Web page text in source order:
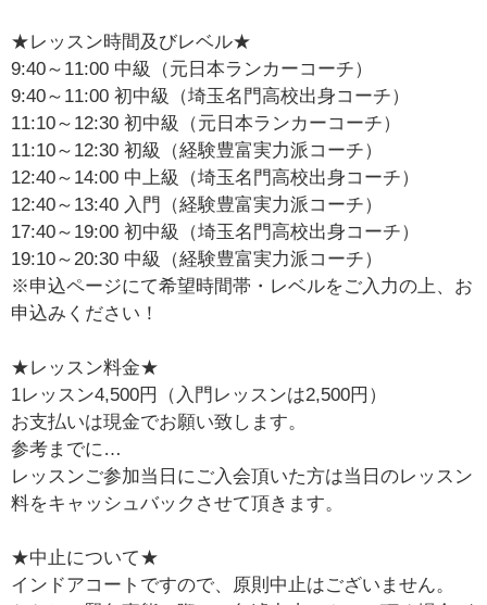
★レッスン時間及びレベル★
9:40～11:00 中級（元日本ランカーコーチ）
9:40～11:00 初中級（埼玉名門高校出身コーチ）
11:10～12:30 初中級（元日本ランカーコーチ）
11:10～12:30 初級（経験豊富実力派コーチ）
12:40～14:00 中上級（埼玉名門高校出身コーチ）
12:40～13:40 入門（経験豊富実力派コーチ）
17:40～19:00 初中級（埼玉名門高校出身コーチ）
19:10～20:30 中級（経験豊富実力派コーチ）
※申込ページにて希望時間帯・レベルをご入力の上、お
申込みください！
★レッスン料金★
1レッスン4,500円（入門レッスンは2,500円）
お支払いは現金でお願い致します。
参考までに…
レッスンご参加当日にご入会頂いた方は当日のレッスン
料をキャッシュバックさせて頂きます。
★中止について★
インドアコートですので、原則中止はございません。